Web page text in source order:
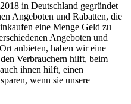
in Deutschland gegründet
Angeboten und Rabatten, die
eine Menge Geld zu
Angeboten und
anbieten, haben wir eine
Verbrauchern hilft, beim
ihnen hilft, einen
wenn sie unsere